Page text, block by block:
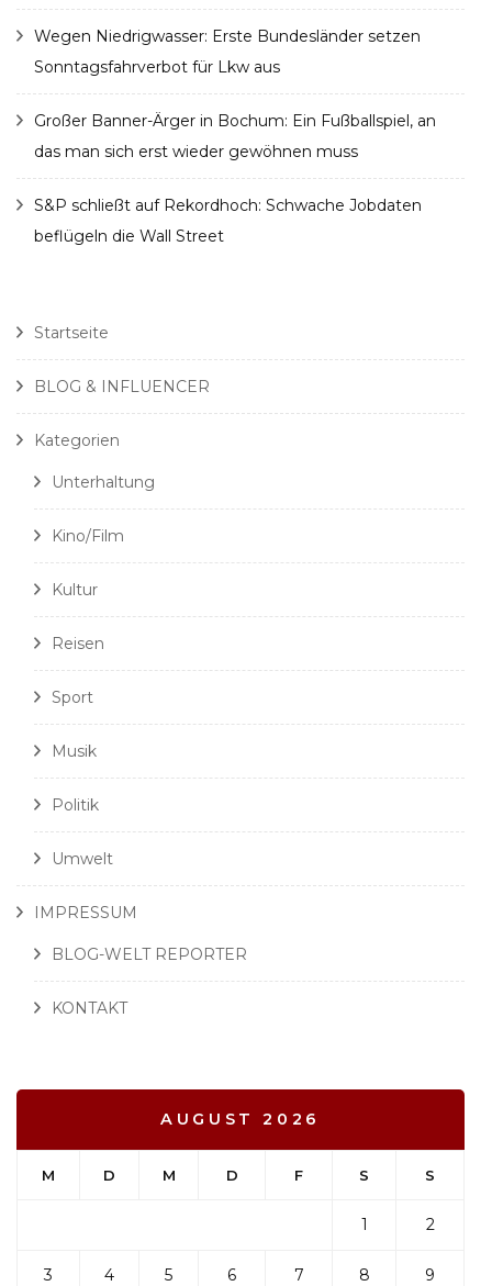
Wegen Niedrigwasser: Erste Bundesländer setzen
Sonntagsfahrverbot für Lkw aus
Großer Banner-Ärger in Bochum: Ein Fußballspiel, an
das man sich erst wieder gewöhnen muss
S&P schließt auf Rekordhoch: Schwache Jobdaten
beflügeln die Wall Street
Startseite
BLOG & INFLUENCER
Kategorien
Unterhaltung
Kino/Film
Kultur
Reisen
Sport
Musik
Politik
Umwelt
IMPRESSUM
BLOG-WELT REPORTER
KONTAKT
AUGUST 2026
M D M D F S S
1 2
3 4 5 6 7 8 9